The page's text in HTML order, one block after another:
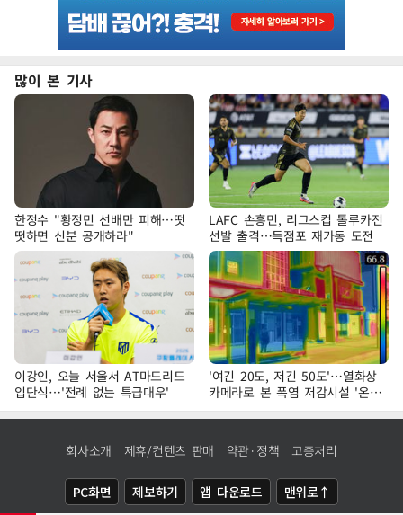
많이 본 기사
한정수 "황정민 선배만 피해…떳
떳하면 신분 공개하라"
LAFC 손흥민, 리그스컵 톨루카전
선발 출격…득점포 재가동 도전
이강인, 오늘 서울서 AT마드리드
입단식…'전례 없는 특급대우'
'여긴 20도, 저긴 50도'…열화상
카메라로 본 폭염 저감시설 '온도
차'
회사소개 제휴/컨텐츠 판매 약관·정책 고충처리
PC화면 제보하기 앱 다운로드 맨위로↑